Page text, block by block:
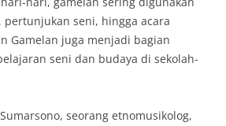
seni, hingga acara
Gamelan juga menjadi bagian
seni dan budaya di sekolah-
seorang etnomusikolog,